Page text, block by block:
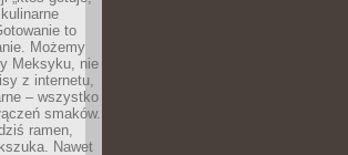
to
Możemy
Meksyku, nie
z internetu,
– wszystko
smaków.
ramen,
Nawet